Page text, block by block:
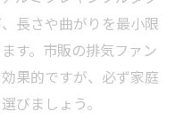
長さや曲がりを最小限
す。市販の排気ファン
果的ですが、必ず家庭
びましょう。